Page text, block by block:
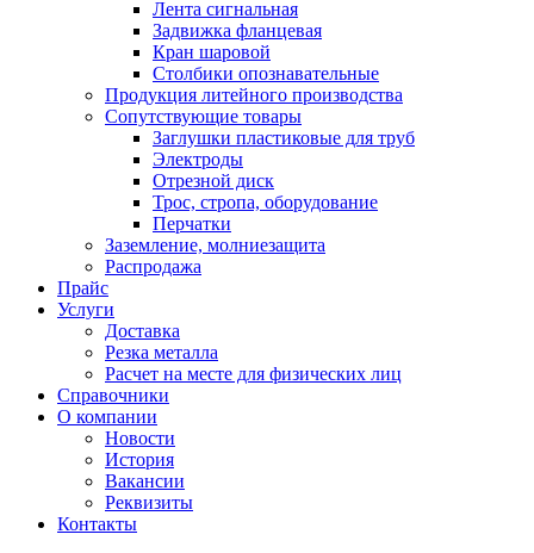
Лента сигнальная
Задвижка фланцевая
Кран шаровой
Столбики опознавательные
Продукция литейного производства
Сопутствующие товары
Заглушки пластиковые для труб
Электроды
Отрезной диск
Трос, стропа, оборудование
Перчатки
Заземление, молниезащита
Распродажа
Прайс
Услуги
Доставка
Резка металла
Расчет на месте для физических лиц
Справочники
О компании
Новости
История
Вакансии
Реквизиты
Контакты